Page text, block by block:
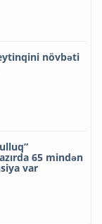
növbəti
65 mindən
var